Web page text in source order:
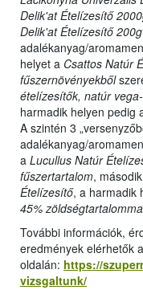
Delik'at Ételízesítő
Delik'at Ételízesítő 200g
adalékanyag/
helyet a Csattos Natúr
fűszernövényekből
ételízesítők, natúr
harmadik helyen pedig
A szintén 3
adalékanyag/
a Lucullus Natúr
fűszertartalom,
Ételízesítő, a harmadik
45%
További információk,
eredmények elérhetők
oldalán: https://
vizsgaltunk/